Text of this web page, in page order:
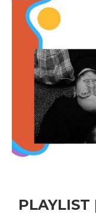
PLAYLIST